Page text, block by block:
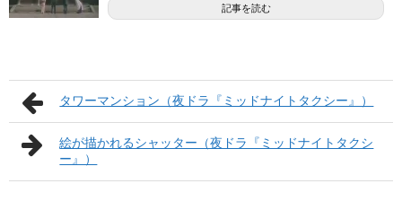
記事を読む
タワーマンション（夜ドラ『ミッドナイトタクシー』）
絵が描かれるシャッター（夜ドラ『ミッドナイトタクシ
ー』）